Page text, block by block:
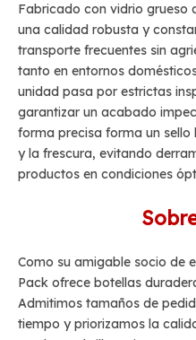
Fabricado con vidrio grueso
una calidad robusta y
transporte frecuentes sin
tanto en entornos
unidad pasa por estrictas
garantizar un acabado
forma precisa forma un sello
y la frescura, evitando
productos en condiciones
Como su amigable socio de
Pack ofrece botellas
Admitimos tamaños de
tiempo y priorizamos la